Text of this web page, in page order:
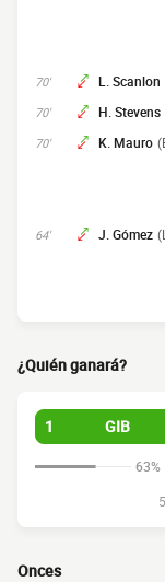
70' L. Scanlon
70' H. Stevens
70' K. Mauro
64' J. Gómez
¿Quién ganará?
1 GIB
63%
Onces